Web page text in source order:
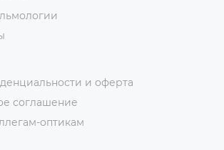
и оферта
соглашение
оптикам